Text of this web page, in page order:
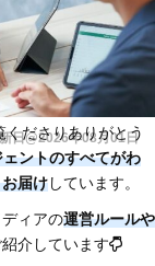
日@2026年08月01日
くださりありがとう
ントのすべてがわ
届けしています。
ディアの運営ルールや
介しています